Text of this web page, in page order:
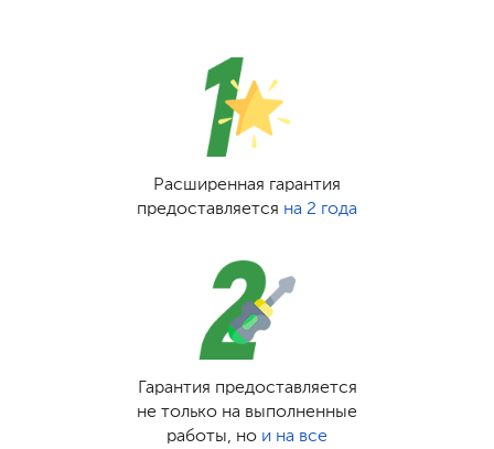
Расширенная гарантия
предоставляется на 2 года
Гарантия предоставляется
не только на выполненные
работы, но и на все